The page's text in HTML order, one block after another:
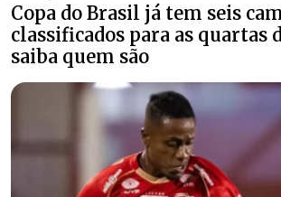
Copa do Brasil já tem seis
classificados para as quartas
saiba quem são